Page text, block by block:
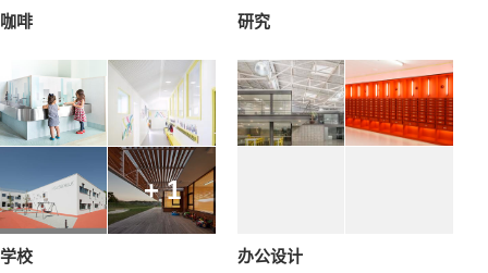
咖啡 研究
+ 1
学校 办公设计